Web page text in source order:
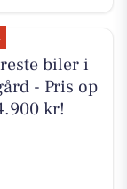
biler i
- Pris op
kr!